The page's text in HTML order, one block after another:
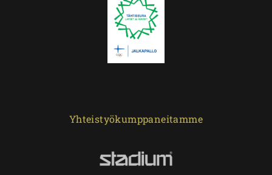
Yhteistyökumppaneitamme